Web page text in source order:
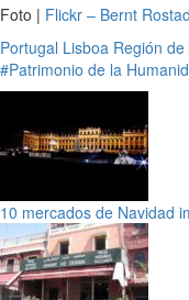
Foto | Flickr – Bernt Rostad
Portugal Lisboa Región de
#Patrimonio de la
10 mercados de Navidad